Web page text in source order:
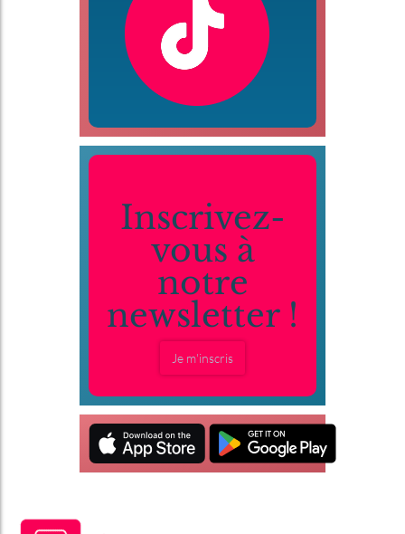
Inscrivez-
vous à
notre
newsletter !
Je m'inscris